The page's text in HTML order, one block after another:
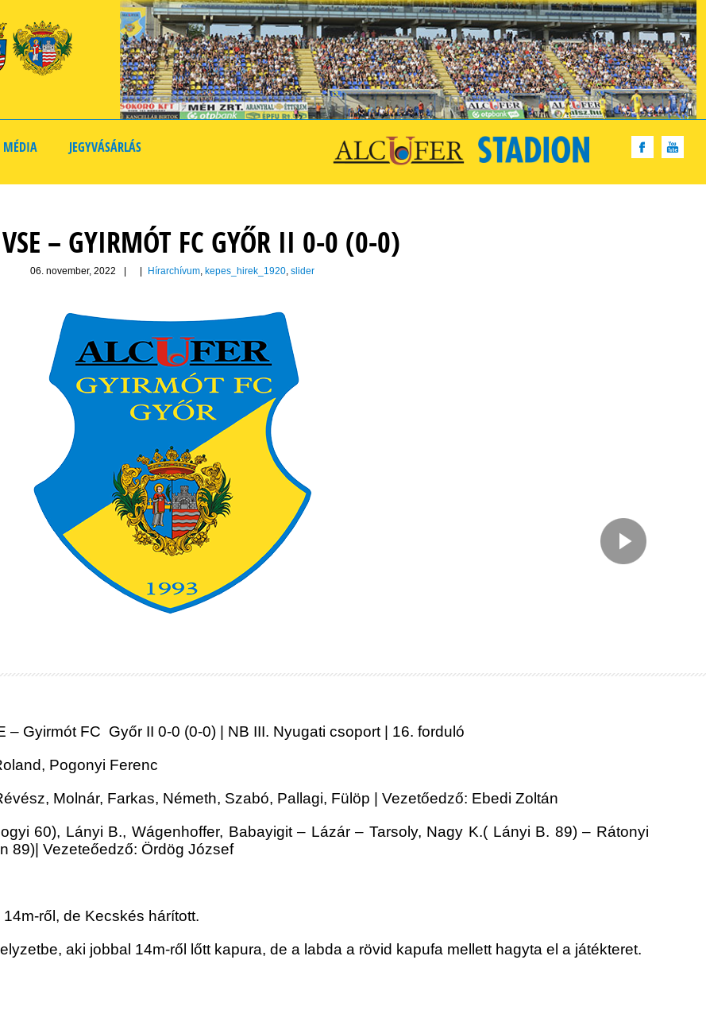
MÉDIA JEGYVÁSÁRLÁS
– GYIRMÓT FC GYŐR II 0-0 (0-0)
06. november, 2022 Hírarchívum, kepes_hirek_1920, slider
– Gyirmót FC Győr II 0-0 (0-0) | NB III. Nyugati csoport | 16. forduló
Pogonyi Ferenc
Molnár, Farkas, Németh, Szabó, Pallagi, Fülöp | Vezetőedző: Ebedi Zoltán
60), Lányi B., Wágenhoffer, Babayigit – Lázár – Tarsoly, Nagy K.( Lányi B. 89) – Rátonyi
89)| Vezeteőedző: Ördög József
ről, de Kecskés hárított.
aki jobbal 14m-ről lőtt kapura, de a labda a rövid kapufa mellett hagyta el a játékteret.